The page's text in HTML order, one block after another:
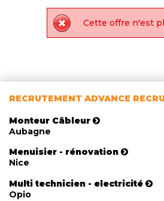
Cette offre n'est
RECRUTEMENT ADVANCE
Monteur Câbleur
Aubagne
Menuisier - rénovation
Nice
Multi technicien - electricité
Opio